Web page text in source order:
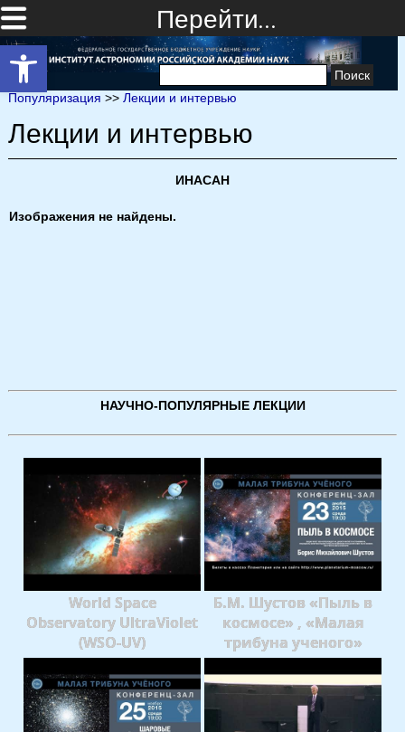
Открыть панель инструментов
Перейти…
Найти:
Популяризация >> Лекции и интервью
Лекции и интервью
ИНАСАН
Изображения не найдены.
НАУЧНО-ПОПУЛЯРНЫЕ ЛЕКЦИИ
World Space
Observatory UltraViolet
(WSO-UV)
Б.М. Шустов «Пыль в
космосе» , «Малая
трибуна ученого»